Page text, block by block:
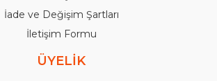
İade ve Değişim Şartları
İletişim Formu
ÜYELİK